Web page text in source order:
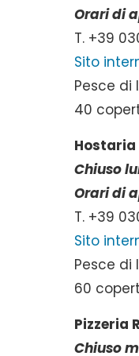
Orari di
T. +39
Sito
Pesce
40
Chiuso
Orari di
T. +39
Sito
Pesce di
60
Pizzeria
Chiuso